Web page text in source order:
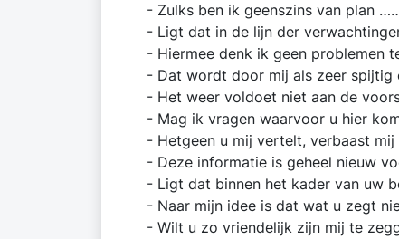
- Zulks ben ik geenszins van
- Ligt dat in de lijn der
- Hiermee denk ik geen
- Dat wordt door mij als zeer
- Het weer voldoet niet aan de
- Mag ik vragen waarvoor u hier
- Hetgeen u mij vertelt, verbaast
- Deze informatie is geheel
- Ligt dat binnen het kader van uw
- Naar mijn idee is dat wat u zegt
- Wilt u zo vriendelijk zijn mij te